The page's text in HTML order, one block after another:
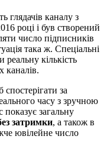
глядачів каналу з
році і був створений
число підписників
така ж. Спеціальні
кількість
каналів.
за
часу з зручною
загальну
затримки, а також в
ювілейне число